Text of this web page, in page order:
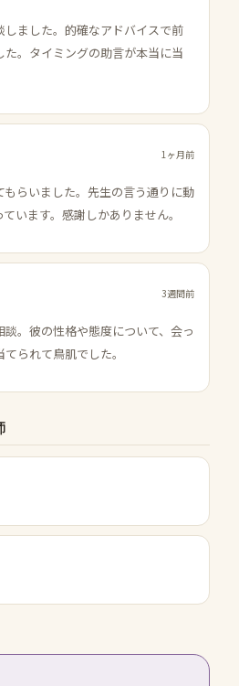
ました。的確なアドバイスで前
た。タイミングの助言が本当に当
1ヶ月前
らいました。先生の言う通りに動
います。感謝しかありません。
3週間前
。彼の性格や態度について、会っ
られて鳥肌でした。